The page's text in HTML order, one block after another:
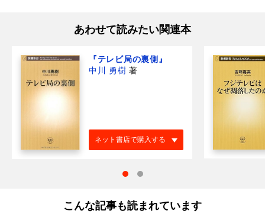
あわせて読みたい関連本
『テレビ局の裏側』
中川 勇樹 著
ネット書店で購入する
こんな記事も読まれています